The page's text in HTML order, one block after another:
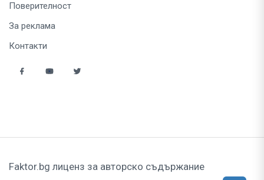
Поверителност
За реклама
Контакти
Faktor.bg лиценз за авторско съдържание